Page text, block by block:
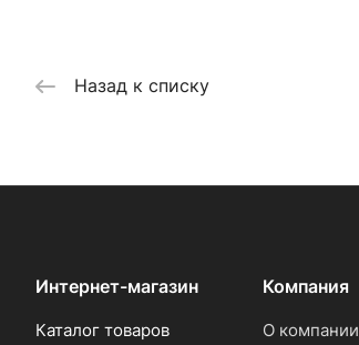
Назад к списку
Интернет-магазин
Каталог товаров
Компания
О компании